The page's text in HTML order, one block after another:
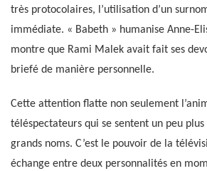
très protocolaires, l’utilisation d’un
immédiate. « Babeth » humanise Anne-
montre que Rami Malek avait fait ses
briefé de manière personnelle.
Cette attention flatte non seulement
téléspectateurs qui se sentent un peu plus
grands noms. C’est le pouvoir de la
échange entre deux personnalités en